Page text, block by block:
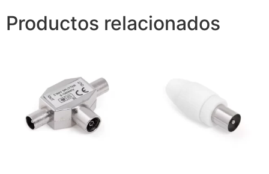
Productos relacionados